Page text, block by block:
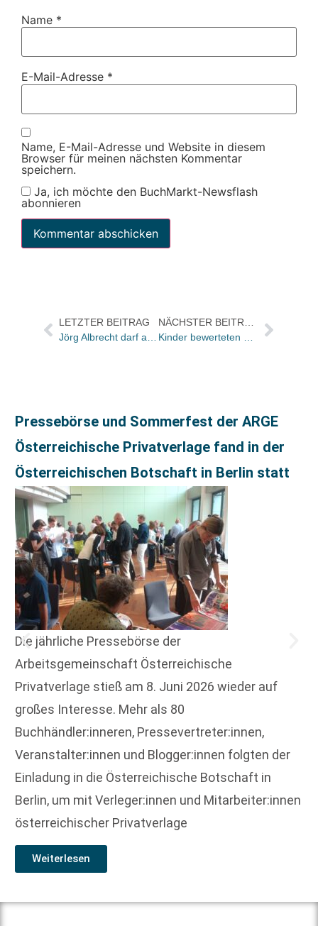
Name *
E-Mail-Adresse *
Name, E-Mail-Adresse und Website in diesem
Browser für meinen nächsten Kommentar
speichern.
Ja, ich möchte den BuchMarkt-Newsflash
abonnieren
LETZTER BEITRAG
Jörg Albrecht darf aus Abu Dhabi ausreisen
NÄCHSTER BEITRAG
Kinder bewerteten Novitäten
Pressebörse und Sommerfest der ARGE
Österreichische Privatverlage fand in der
Österreichischen Botschaft in Berlin statt
Die jährliche Pressebörse der
Arbeitsgemeinschaft Österreichische
Privatverlage stieß am 8. Juni 2026 wieder auf
großes Interesse. Mehr als 80
Buchhändler:inneren, Pressevertreter:innen,
Veranstalter:innen und Blogger:innen folgten der
Einladung in die Österreichische Botschaft in
Berlin, um mit Verleger:innen und Mitarbeiter:innen
österreichischer Privatverlage
Weiterlesen